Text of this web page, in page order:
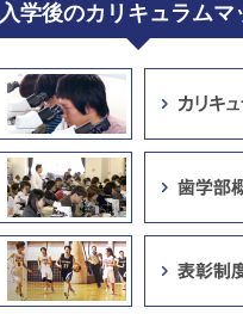
入学後のカリキュラムマ